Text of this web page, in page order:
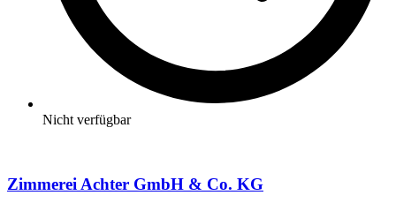
Nicht verfügbar
Zimmerei Achter GmbH & Co. KG